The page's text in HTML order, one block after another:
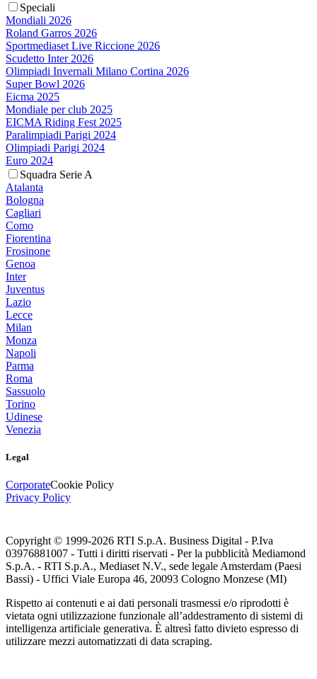
Speciali
Mondiali 2026
Roland Garros 2026
Sportmediaset Live Riccione 2026
Scudetto Inter 2026
Olimpiadi Invernali Milano Cortina 2026
Super Bowl 2026
Eicma 2025
Mondiale per club 2025
EICMA Riding Fest 2025
Paralimpiadi Parigi 2024
Olimpiadi Parigi 2024
Euro 2024
Squadra Serie A
Atalanta
Bologna
Cagliari
Como
Fiorentina
Frosinone
Genoa
Inter
Juventus
Lazio
Lecce
Milan
Monza
Napoli
Parma
Roma
Sassuolo
Torino
Udinese
Venezia
Legal
CorporateCookie Policy
Privacy Policy
Copyright © 1999-2026 RTI S.p.A. Business Digital - P.Iva
03976881007 - Tutti i diritti riservati - Per la pubblicità Mediamond
S.p.A. - RTI S.p.A., Mediaset N.V., sede legale Amsterdam (Paesi
Bassi) - Uffici Viale Europa 46, 20093 Cologno Monzese (MI)
Rispetto ai contenuti e ai dati personali trasmessi e/o riprodotti è
vietata ogni utilizzazione funzionale all’addestramento di sistemi di
intelligenza artificiale generativa. È altresì fatto divieto espresso di
utilizzare mezzi automatizzati di data scraping.